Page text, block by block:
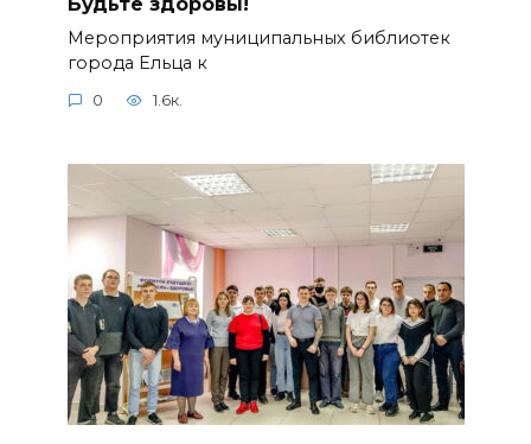
Мероприятия муниципальных библиотек
города Ельца к
0 1.6к.